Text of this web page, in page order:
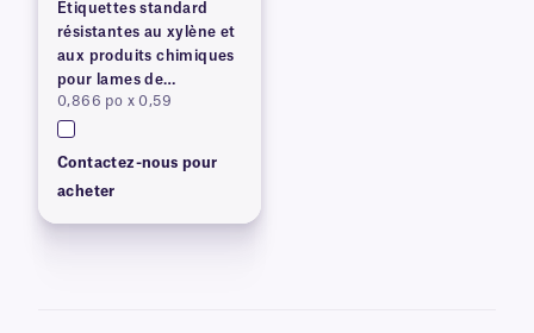
Étiquettes standard
résistantes au xylène et
aux produits chimiques
pour lames de
microscope
0,866 po x 0,59
Contactez-nous pour
acheter